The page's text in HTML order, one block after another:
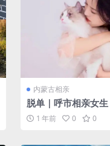
内蒙古相亲
脱单｜呼市相亲女生
高169 体重53 蒙古族（汉授） 未婚
211硕士 年收入
1 年前 0 0